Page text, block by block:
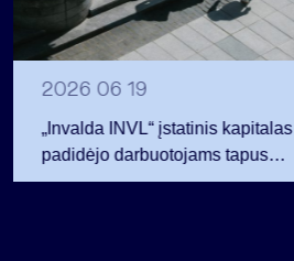
2026 06 19
„Invalda INVL“ įstatinis kapitalas
padidėjo darbuotojams tapus
akcininkais